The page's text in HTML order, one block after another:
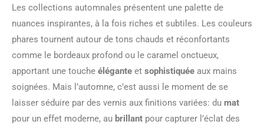
Les collections automnales présentent une palette de
nuances inspirantes, à la fois riches et subtiles. Les couleurs
phares tournent autour de tons chauds et réconfortants
comme le bordeaux profond ou le caramel onctueux,
apportant une touche élégante et sophistiquée aux mains
soignées. Mais l’automne, c’est aussi le moment de se
laisser séduire par des vernis aux finitions variées: du mat
pour un effet moderne, au brillant pour capturer l’éclat des